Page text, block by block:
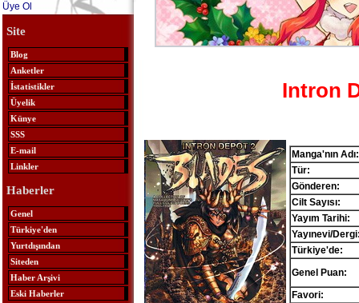
Üye Ol
Site
Blog
Anketler
İstatistikler
Üyelik
Künye
SSS
E-mail
Linkler
Haberler
Genel
Türkiye'den
Yurtdışından
Siteden
Haber Arşivi
Eski Haberler
Intron
Manga'nın Adı:
Tür:
Gönderen:
Cilt Sayısı:
Yayım Tarihi:
Yayınevi/
Türkiye'de:
Genel Puan:
Favori: